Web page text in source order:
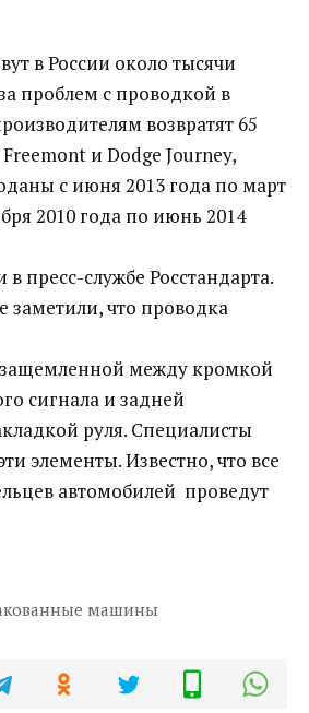
в России около тысячи
проблем с проводкой в
возвратят 65
и Dodge Journey,
с июня 2013 года по март
2010 года по июнь 2014
пресс-службе Росстандарта.
заметили, что проводка
защемленной между кромкой
сигнала и задней
руля. Специалисты
элементы. Известно, что все
автомобилей проведут
машины